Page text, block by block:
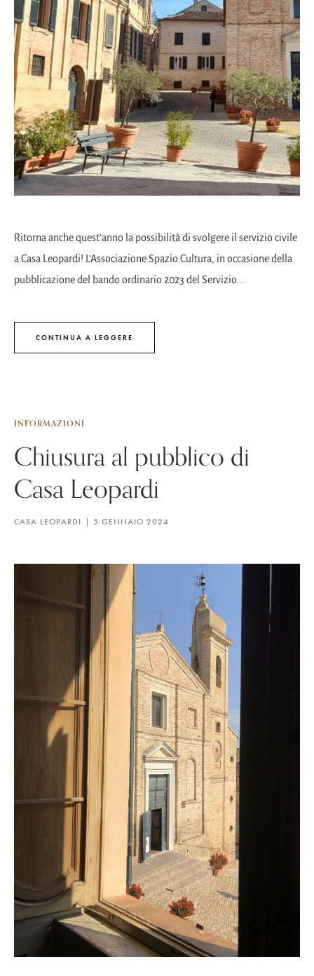
Ritorna anche quest’anno la possibilità di svolgere il servizio civile
a Casa Leopardi! L’Associazione Spazio Cultura, in occasione della
pubblicazione del bando ordinario 2023 del Servizio...
CONTINUA A LEGGERE
INFORMAZIONI
Chiusura al pubblico di
Casa Leopardi
CASA LEOPARDI 5 GENNAIO 2024